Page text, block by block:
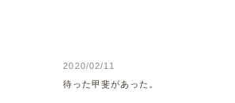
2020/02/11
待った甲斐があった。